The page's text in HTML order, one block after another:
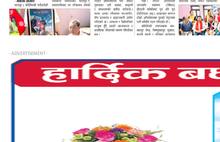
- ADVERTISEMENT -